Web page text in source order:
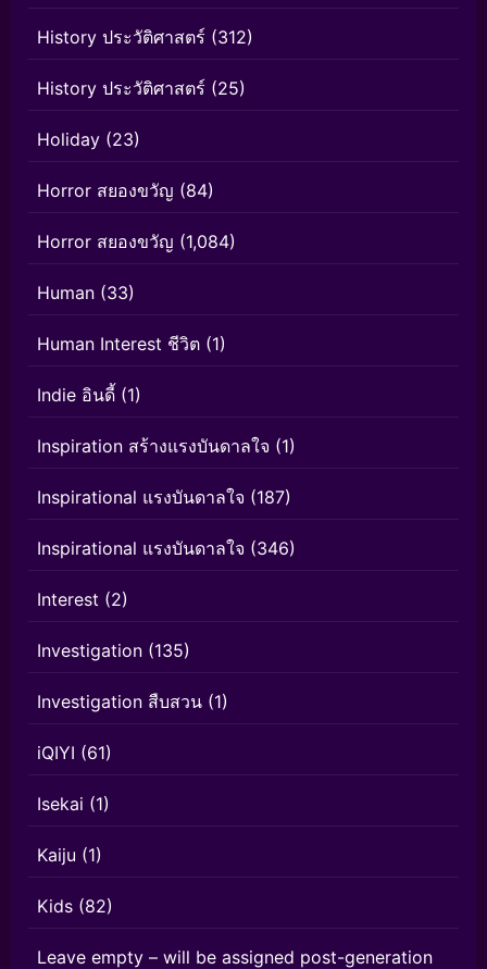
History ประวัติศาสตร์ (312)
History ประวัติศาสตร์ (25)
Holiday (23)
Horror สยองขวัญ (84)
Horror สยองขวัญ (1,084)
Human (33)
Human Interest ชีวิต (1)
Indie อินดี้ (1)
Inspiration สร้างแรงบันดาลใจ (1)
Inspirational แรงบันดาลใจ (187)
Inspirational แรงบันดาลใจ (346)
Interest (2)
Investigation (135)
Investigation สืบสวน (1)
iQIYI (61)
Isekai (1)
Kaiju (1)
Kids (82)
Leave empty – will be assigned post-generation